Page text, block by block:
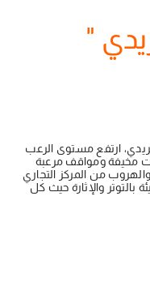
"
ارتفع مستوى الرعب
مخيفة ومواقف مرعبة
من المركز التجاري
والإثارة حيث كل